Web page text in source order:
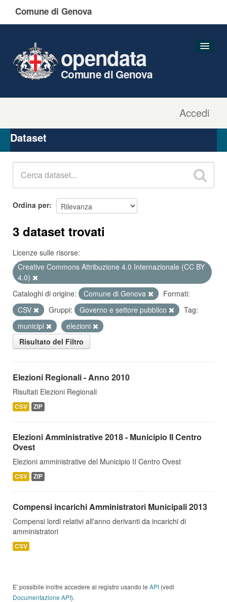
Comune di Genova
Accedi
opendata
Comune di Genova
Organizzazioni
Gruppi
Dataset
Ordina per
3 dataset trovati
Licenze sulle risorse:
Creative Commons Attribuzione 4.0 Internazionale (CC BY
4.0)
Cataloghi di origine:
Comune di Genova
Formati:
CSV
Gruppi: Governo e settore pubblico
Tag:
municipi
elezioni
Risultato del Filtro
Elezioni Regionali - Anno 2010
Risultati Elezioni Regionali
CSV ZIP
Elezioni Amministrative 2018 - Municipio II Centro
Ovest
Elezioni amministrative del Municipio II Centro Ovest
CSV ZIP
Compensi incarichi Amministratori Municipali 2013
Compensi lordi relativi all'anno derivanti da incarichi di
amministratori
CSV
E' possibile inoltre accedere al registro usando le API (vedi
Documentazione API).